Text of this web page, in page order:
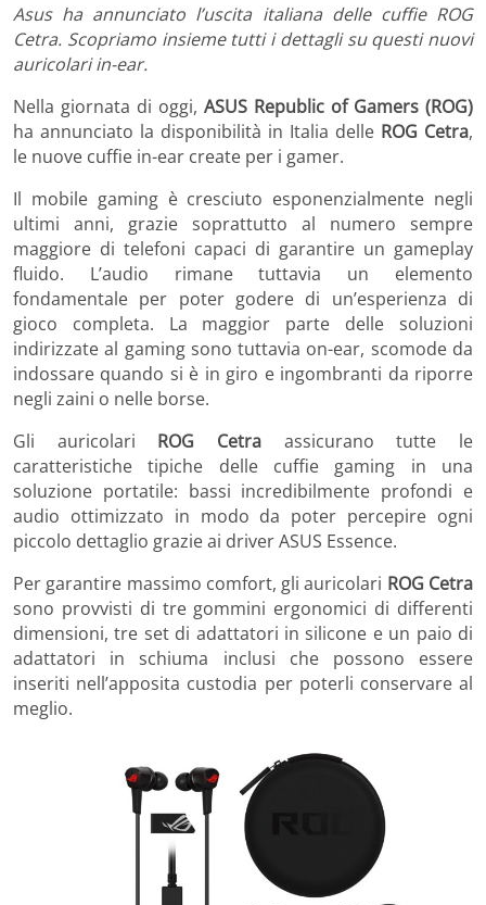
Asus ha annunciato l’uscita italiana delle cuffie ROG
Cetra. Scopriamo insieme tutti i dettagli su questi nuovi
auricolari in-ear.
Nella giornata di oggi, ASUS Republic of Gamers (ROG)
ha annunciato la disponibilità in Italia delle ROG Cetra,
le nuove cuffie in-ear create per i gamer.
Il mobile gaming è cresciuto esponenzialmente negli
ultimi anni, grazie soprattutto al numero sempre
maggiore di telefoni capaci di garantire un gameplay
fluido. L’audio rimane tuttavia un elemento
fondamentale per poter godere di un’esperienza di
gioco completa. La maggior parte delle soluzioni
indirizzate al gaming sono tuttavia on-ear, scomode da
indossare quando si è in giro e ingombranti da riporre
negli zaini o nelle borse.
Gli auricolari ROG Cetra assicurano tutte le
caratteristiche tipiche delle cuffie gaming in una
soluzione portatile: bassi incredibilmente profondi e
audio ottimizzato in modo da poter percepire ogni
piccolo dettaglio grazie ai driver ASUS Essence.
Per garantire massimo comfort, gli auricolari ROG Cetra
sono provvisti di tre gommini ergonomici di differenti
dimensioni, tre set di adattatori in silicone e un paio di
adattatori in schiuma inclusi che possono essere
inseriti nell’apposita custodia per poterli conservare al
meglio.